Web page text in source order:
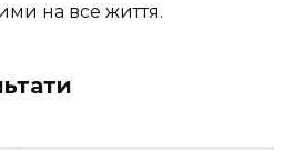
на все життя.